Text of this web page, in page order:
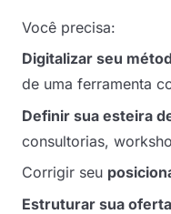
Você precisa:
Digitalizar seu
de uma ferramenta
Definir sua esteira
consultorias,
Corrigir seu
Estruturar sua